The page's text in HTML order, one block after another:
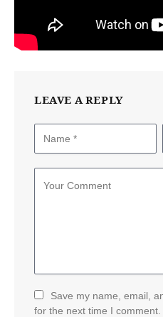
LEAVE A REPLY
Save my name, email,
for the next time I comment.